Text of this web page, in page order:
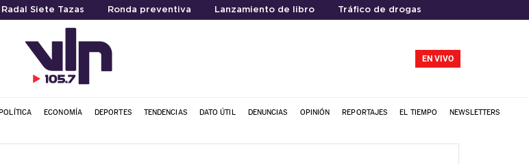
Siete Tazas Ronda preventiva Lanzamiento de libro Tráfico de drogas
EN VIVO
ECONOMÍA DEPORTES TENDENCIAS DATO ÚTIL DENUNCIAS OPINIÓN REPORTAJES EL TIEMPO NEWSLETTERS